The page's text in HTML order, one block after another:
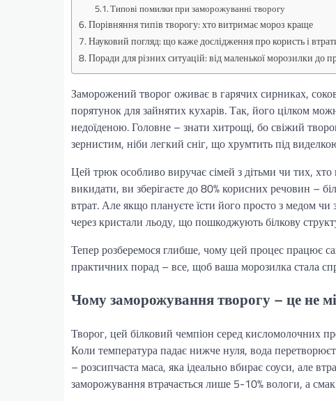
Типові помилки при заморожуванні творогу
Порівняння типів творогу: хто витримає мороз краще
Науковий погляд: що каже дослідження про користь і
Поради для різних ситуацій: від маленької морозилки до
Заморожений творог оживає в гарячих сирниках,
порятунок для зайнятих кухарів. Так, його цілком
недоїденою. Головне – знати хитрощі, бо свіжий
зернистим, ніби легкий сніг, що хрумтить під
Цей трюк особливо виручає сімей з дітьми чи тих,
викидати, ви зберігаєте до 80% корисних речовин –
втрат. Але якщо плануєте їсти його просто з медом
через кристали льоду, що пошкоджують білкову
Тепер розберемося глибше, чому цей процес працює
практичних порад – все, щоб ваша морозилка стала
Чому заморожування творогу – це не
Творог, цей білковий чемпіон серед кисломолочних
Коли температура падає нижче нуля, вода
– розсипчаста маса, яка ідеально вбирає соуси, але
заморожування втрачається лише 5-10% вологи, а